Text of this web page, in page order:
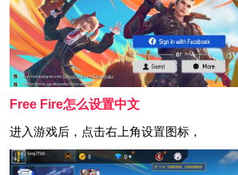
Free Fire怎么设置中文
进入游戏后，点击右上角设置图标，